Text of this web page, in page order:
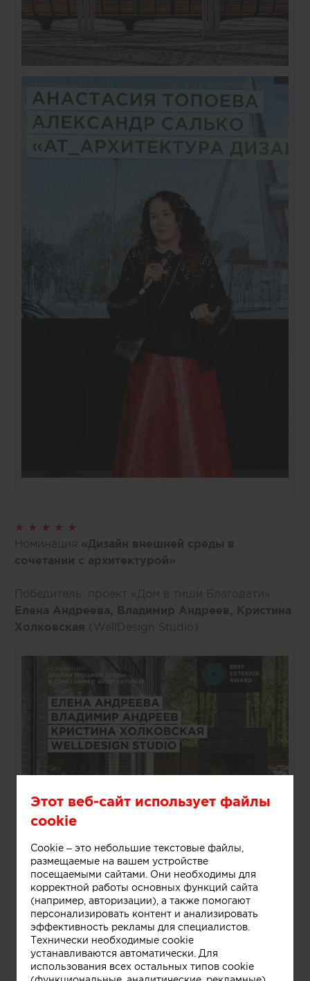
★ ★ ★ ★ ★
Номинация «Дизайн внешней среды в
сочетании с архитектурой»
Победитель: проект «Дом в тиши Благодати»
Елена Андреева, Владимир Андреев, Кристина
Холковская (WellDesign Studio)
Этот веб-сайт использует файлы
cookie
Cookie – это небольшие текстовые файлы,
размещаемые на вашем устройстве
посещаемыми сайтами. Они необходимы для
корректной работы основных функций сайта
(например, авторизации), а также помогают
персонализировать контент и анализировать
эффективность рекламы для специалистов.
Технически необходимые cookie
устанавливаются автоматически. Для
использования всех остальных типов cookie